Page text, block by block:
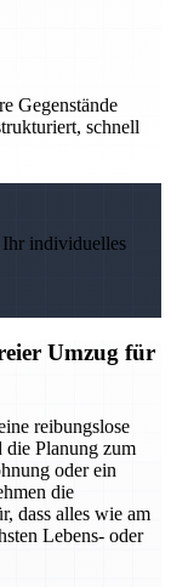
Gegenstände
schnell
Ihr individuelles
Umzug für
reibungslose
die Planung zum
oder ein
die
dass alles wie am
Lebens- oder